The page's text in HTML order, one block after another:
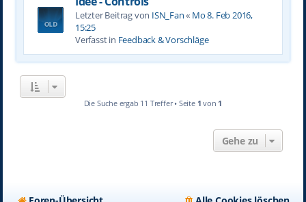
Letzter Beitrag von ISN_Fan« Mo 8. Feb 2016,
15:25
Verfasst in Feedback & Vorschläge
Die Suche ergab 11 Treffer • Seite 1 von 1
Gehe zu